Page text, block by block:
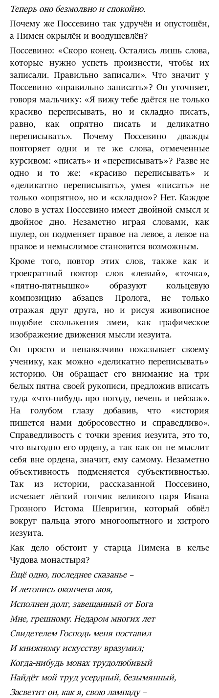
Теперь оно безмолвно и спокойно.
Почему же Поссевино так удручён и опустошён,
а Пимен окрылён и воодушевлён?
Поссевино: «Скоро конец. Остались лишь слова,
которые нужно успеть произнести, чтобы их
записали. Правильно записали». Что значит у
Поссевино «правильно записать»? Он уточняет,
говоря мальчику: «Я вижу тебе даётся не только
красиво переписывать, но и складно писать,
равно, как опрятно писать и деликатно
переписывать». Почему Поссевино дважды
повторяет одни и те же слова, отмеченные
курсивом: «писать» и «переписывать»? Разве не
одно и то же: «красиво переписывать» и
«деликатно переписывать», умея «писать» не
только «опрятно», но и «складно»? Нет. Каждое
слово в устах Поссевино имеет двойной смысл и
двойное дно. Незаметно играя словами, как
шулер, он подменяет правое на левое, а левое на
правое и немыслимое становится возможным.
Кроме того, повтор этих слов, также как и
троекратный повтор слов «левый», «точка»,
«пятно-пятнышко» образуют кольцевую
композицию абзацев Пролога, не только
отражая друг друга, но и рисуя живописное
подобие скольжения змеи, как графическое
изображение движения мысли иезуита.
Он просто и ненавязчиво показывает своему
ученику, как можно «деликатно переписывать»
историю. Он обращает его внимание на три
белых пятна своей рукописи, предложив вписать
туда «что-нибудь про погоду, печень и пейзаж».
На голубом глазу добавив, что «история
пишется нами добросовестно и справедливо».
Справедливость с точки зрения иезуита, это то,
что выгодно его ордену, а так как он не мыслит
себя вне ордена, значит, ему самому. Незаметно
объективность подменяется субъективностью.
Так из истории, рассказанной Поссевино,
исчезает лёгкий гончик великого царя Ивана
Грозного Истома Шевригин, который обвёл
вокруг пальца этого многоопытного и хитрого
иезуита.
Как дело обстоит у старца Пимена в келье
Чудова монастыря?
Ещё одно, последнее сказанье –
И летопись окончена моя,
Исполнен долг, завещанный от Бога
Мне, грешному. Недаром многих лет
Свидетелем Господь меня поставил
И книжному искусству вразумил;
Когда-нибудь монах трудолюбивый
Найдёт мой труд усердный, безымянный,
Засветит он, как я, свою лампаду –